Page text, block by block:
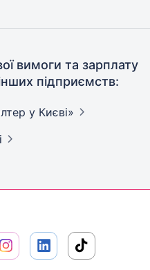
вимоги та зарплату
підприємств:
у Києві»